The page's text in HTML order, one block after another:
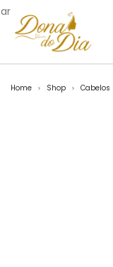
Home > Shop > Cabelos